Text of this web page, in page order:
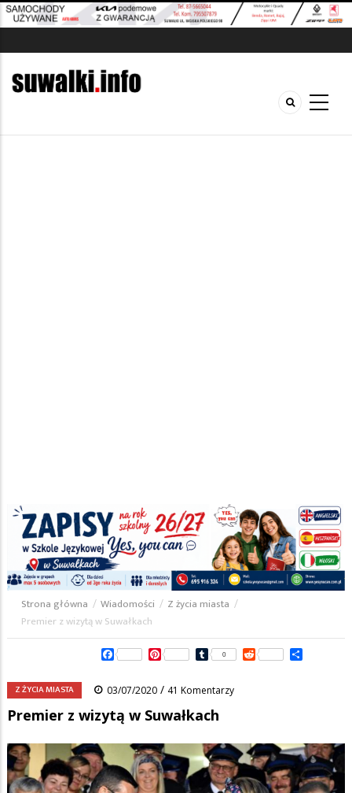
Ścieżka
nawigacyjna
Strona główna / Wiadomości / Z życia miasta /
Premier z wizytą w Suwałkach
FacebookPinterestTumblr
0 Reddit
Z ŻYCIA MIASTA 03/07/2020 / 41 Komentarzy
Premier z wizytą w Suwałkach